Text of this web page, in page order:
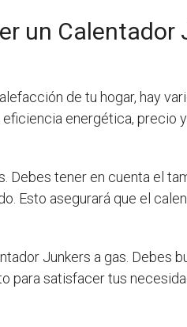
un Calentador
de tu hogar, hay
eficiencia energética, precio
Debes tener en cuenta el
Esto asegurará que el
Junkers a gas. Debes
para satisfacer tus